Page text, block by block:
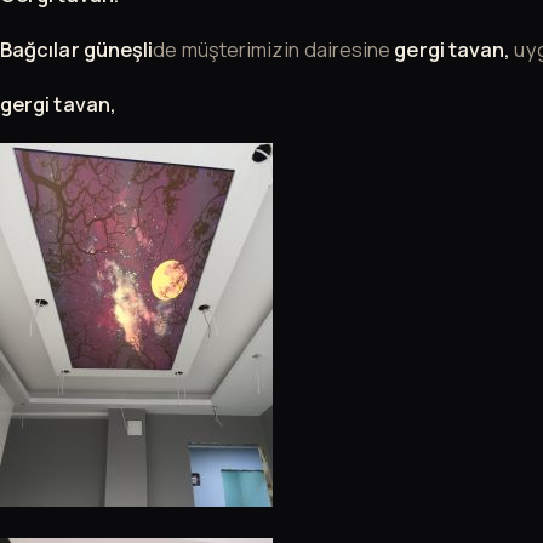
Bağcılar güneşlide müşterimizin dairesine gergi tavan,
gergi tavan,